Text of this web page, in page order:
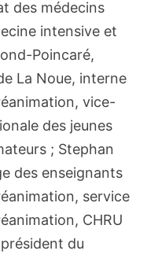
des médecins
intensive et
Poincaré,
La Noue, interne
vice-
des jeunes
; Stephan
des enseignants
service
CHRU
du